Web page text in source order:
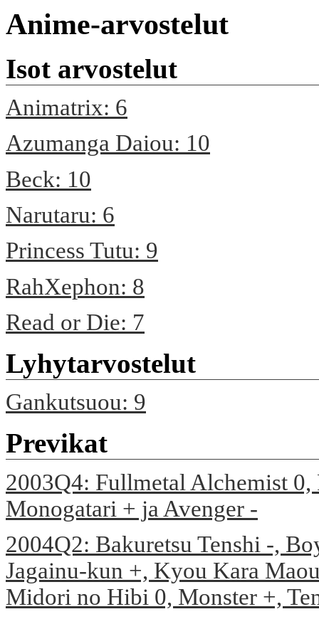
Anime-arvostelut
Isot arvostelut
Animatrix: 6
Azumanga Daiou: 10
Beck: 10
Narutaru: 6
Princess Tutu: 9
RahXephon: 8
Read or Die: 7
Lyhytarvostelut
Gankutsuou: 9
Previkat
2003Q4: Fullmetal Alchemist 0,
Monogatari + ja Avenger -
2004Q2: Bakuretsu Tenshi -,
Jagainu-kun +, Kyou Kara
Midori no Hibi 0, Monster +,